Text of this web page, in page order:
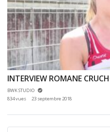
BWK STUDIO
834 vues
23 septembre 2018